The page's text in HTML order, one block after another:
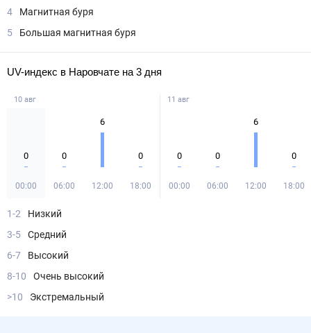
4
Магнитная буря
5
Большая магнитная буря
UV-индекс в Наровчате на 3 дня
10 авг
0
00:00
0
06:00
6
12:00
0
18:00
11 авг
0
00:00
0
06:00
6
12:00
0
18:00
1-2
Низкий
3-5
Средний
6-7
Высокий
8-10
Очень высокий
>10
Экстремальный